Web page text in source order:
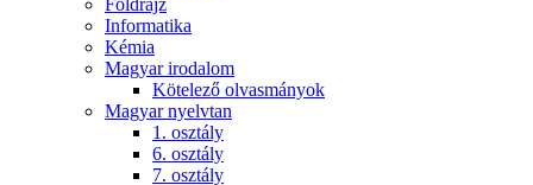
Földrajz
Informatika
Kémia
Magyar irodalom
Kötelező olvasmányok
Magyar nyelvtan
1. osztály
6. osztály
7. osztály